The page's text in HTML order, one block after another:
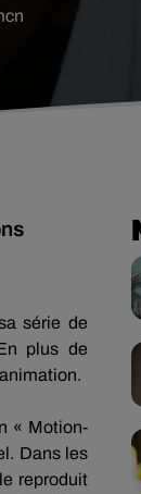
série de
plus de
« Motion-
Dans les
reproduit